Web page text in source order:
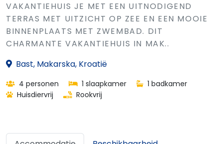
VAKANTIEHUIS JE MET EEN UITNODIGEND
TERRAS MET UITZICHT OP ZEE EN EEN MOOIE
BINNENPLAATS MET ZWEMBAD. DIT
CHARMANTE VAKANTIEHUIS IN MAK..
Bast, Makarska, Kroatië
4 personen 1 slaapkamer
1 badkamer
Huisdiervrij
Rookvrij